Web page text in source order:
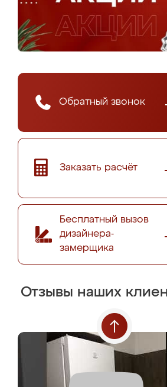
Обратный звонок
Заказать расчёт
Бесплатный вызов
дизайнера-
замерщика
Отзывы наших